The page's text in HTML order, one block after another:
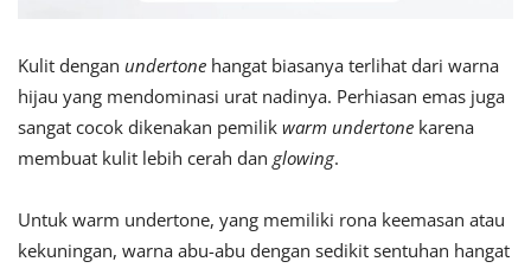
Kulit dengan undertone hangat biasanya terlihat dari warna
hijau yang mendominasi urat nadinya. Perhiasan emas juga
sangat cocok dikenakan pemilik warm undertone karena
membuat kulit lebih cerah dan glowing.
Untuk warm undertone, yang memiliki rona keemasan atau
kekuningan, warna abu-abu dengan sedikit sentuhan hangat